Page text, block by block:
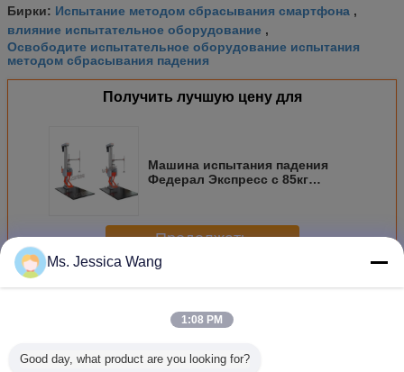
Бирки: Испытание методом сбрасывания смартфона ,
влияние испытательное оборудование ,
Освободите испытательное оборудование испытания
методом сбрасывания падения
Получить лучшую цену для
Машина испытания падения
Федерал Экспресс с 85кг
падения в 2 метра
Продолжать
БольшеТестер падения лаборатории
Ms. Jessica Wang
1:08 PM
Good day, what product are you looking for?